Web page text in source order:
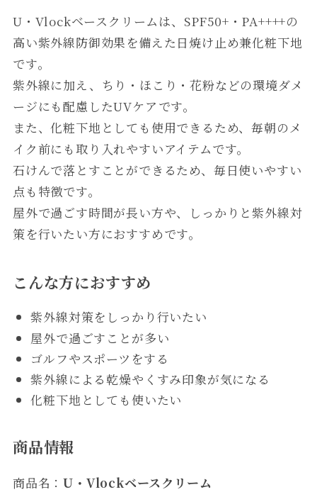
U・Vlockベースクリームは、SPF50+・PA++++の
高い紫外線防御効果を備えた日焼け止め兼化粧下地
です。
紫外線に加え、ちり・ほこり・花粉などの環境ダメ
ージにも配慮したUVケアです。
また、化粧下地としても使用できるため、毎朝のメ
イク前にも取り入れやすいアイテムです。
石けんで落とすことができるため、毎日使いやすい
点も特徴です。
屋外で過ごす時間が長い方や、しっかりと紫外線対
策を行いたい方におすすめです。
こんな方におすすめ
紫外線対策をしっかり行いたい
屋外で過ごすことが多い
ゴルフやスポーツをする
紫外線による乾燥やくすみ印象が気になる
化粧下地としても使いたい
商品情報
商品名：U・Vlockベースクリーム